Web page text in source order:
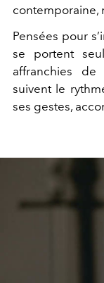
contemporaine,
Pensées pour
se portent
affranchies de
suivent le
ses gestes,